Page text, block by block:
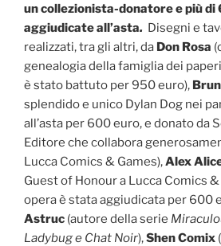
un collezionista-donatore e più di
aggiudicate all’asta. Disegni e
realizzati, tra gli altri, da Don Rosa
genealogia della famiglia dei
è stato battuto per 950 euro),
splendido e unico Dylan Dog nei
all’asta per 600 euro, e donato da
Editore che collabora
Lucca Comics & Games),Alex
Guest of Honour a Lucca Comics
opera è stata aggiudicata per 600
Astruc (autore della serie
Ladybug e Chat Noir),Shen Comix